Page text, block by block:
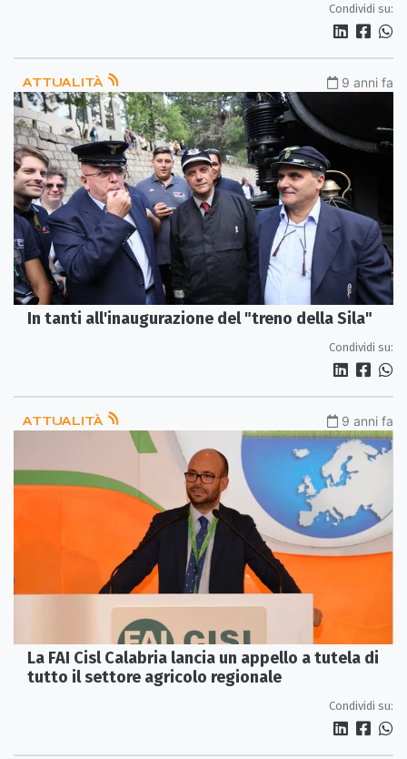
Condividi su:
ATTUALITÀ 9 anni fa
In tanti all'inaugurazione del "treno della Sila"
Condividi su:
ATTUALITÀ 9 anni fa
La FAI Cisl Calabria lancia un appello a tutela di
tutto il settore agricolo regionale
Condividi su: